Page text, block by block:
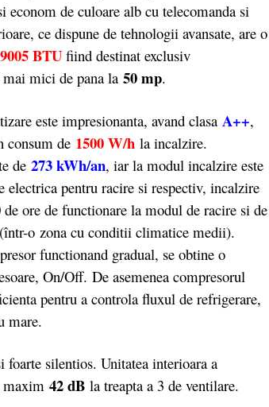
econom de culoare alb cu telecomanda si
ce dispune de tehnologii avansate, are o
BTUfiind destinat exclusiv
mici de pana la 50 mp.
este impresionanta, avand clasa A++,
consum de 1500 W/h la incalzire.
de 273 kWh/an, iar la modul incalzire este
pentru racire si respectiv, incalzire
ore de functionare la modul de racire si de
o zona cu conditii climatice medii).
functionand gradual, se obtine o
On/Off. De asemenea compresorul
pentru a controla fluxul de refrigerare,
mare.
silentios. Unitatea interioara a
maxim 42 dB la treapta a 3 de ventilare.